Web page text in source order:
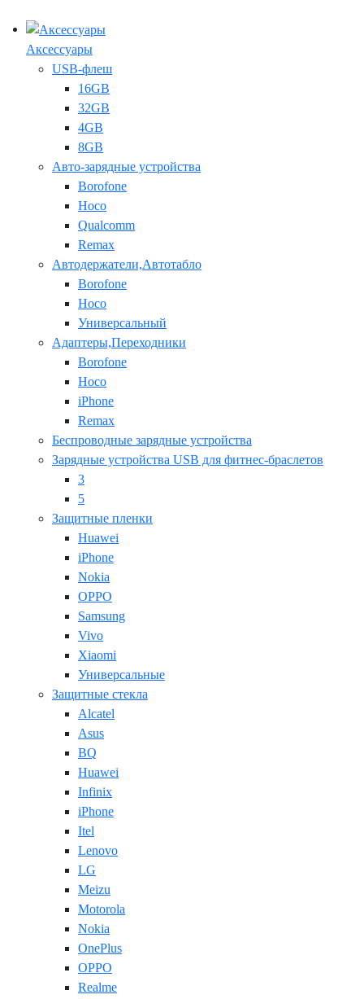
Аксессуары
USB-флеш
16GB
32GB
4GB
8GB
Авто-зарядные устройства
Borofone
Hoco
Qualcomm
Remax
Автодержатели,Автотабло
Borofone
Hoco
Универсальный
Адаптеры,Переходники
Borofone
Hoco
iPhone
Remax
Беспроводные зарядные устройства
Зарядные устройства USB для фитнес-браслетов
3
5
Защитные пленки
Huawei
iPhone
Nokia
OPPO
Samsung
Vivo
Xiaomi
Универсальные
Защитные стекла
Alcatel
Asus
BQ
Huawei
Infinix
iPhone
Itel
Lenovo
LG
Meizu
Motorola
Nokia
OnePlus
OPPO
Realme